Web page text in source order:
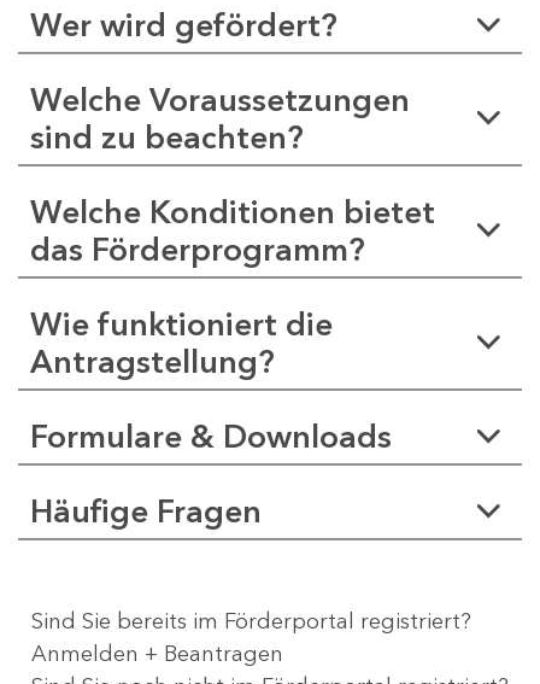
Wer wird gefördert?
Welche Voraussetzungen
sind zu beachten?
Welche Konditionen bietet
das Förderprogramm?
Wie funktioniert die
Antragstellung?
Formulare & Downloads
Häufige Fragen
Sind Sie bereits im Förderportal registriert?
Anmelden + Beantragen